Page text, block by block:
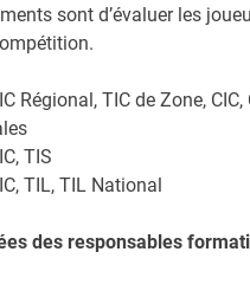
sont d’évaluer les
Régional, TIC de Zone,
TIS
TIL, TIL National
des responsables